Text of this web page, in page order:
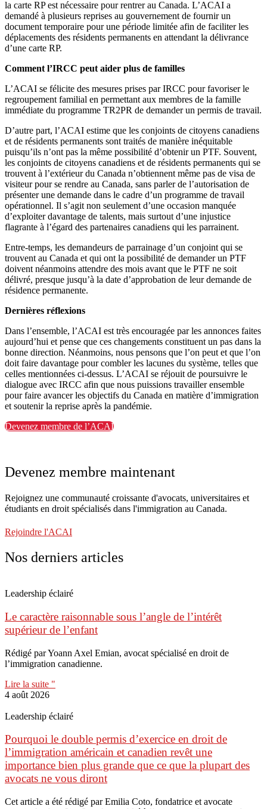
la carte RP est nécessaire pour rentrer au Canada. L’ACAI a
demandé à plusieurs reprises au gouvernement de fournir un
document temporaire pour une période limitée afin de faciliter les
déplacements des résidents permanents en attendant la délivrance
d’une carte RP.
Comment l’IRCC peut aider plus de familles
L’ACAI se félicite des mesures prises par IRCC pour favoriser le
regroupement familial en permettant aux membres de la famille
immédiate du programme TR2PR de demander un permis de travail.
D’autre part, l’ACAI estime que les conjoints de citoyens canadiens
et de résidents permanents sont traités de manière inéquitable
puisqu’ils n’ont pas la même possibilité d’obtenir un PTF. Souvent,
les conjoints de citoyens canadiens et de résidents permanents qui se
trouvent à l’extérieur du Canada n’obtiennent même pas de visa de
visiteur pour se rendre au Canada, sans parler de l’autorisation de
présenter une demande dans le cadre d’un programme de travail
opérationnel. Il s’agit non seulement d’une occasion manquée
d’exploiter davantage de talents, mais surtout d’une injustice
flagrante à l’égard des partenaires canadiens qui les parrainent.
Entre-temps, les demandeurs de parrainage d’un conjoint qui se
trouvent au Canada et qui ont la possibilité de demander un PTF
doivent néanmoins attendre des mois avant que le PTF ne soit
délivré, presque jusqu’à la date d’approbation de leur demande de
résidence permanente.
Dernières réflexions
Dans l’ensemble, l’ACAI est très encouragée par les annonces faites
aujourd’hui et pense que ces changements constituent un pas dans la
bonne direction. Néanmoins, nous pensons que l’on peut et que l’on
doit faire davantage pour combler les lacunes du système, telles que
celles mentionnées ci-dessus. L’ACAI se réjouit de poursuivre le
dialogue avec IRCC afin que nous puissions travailler ensemble
pour faire avancer les objectifs du Canada en matière d’immigration
et soutenir la reprise après la pandémie.
Devenez membre de l’ACAI
Devenez membre maintenant
Rejoignez une communauté croissante d'avocats, universitaires et
étudiants en droit spécialisés dans l'immigration au Canada.
Rejoindre l'ACAI
Nos derniers articles
Leadership éclairé
Le caractère raisonnable sous l’angle de l’intérêt
supérieur de l’enfant
Rédigé par Yoann Axel Emian, avocat spécialisé en droit de
l’immigration canadienne.
Lire la suite "
4 août 2026
Leadership éclairé
Pourquoi le double permis d’exercice en droit de
l’immigration américain et canadien revêt une
importance bien plus grande que ce que la plupart des
avocats ne vous diront
Cet article a été rédigé par Emilia Coto, fondatrice et avocate